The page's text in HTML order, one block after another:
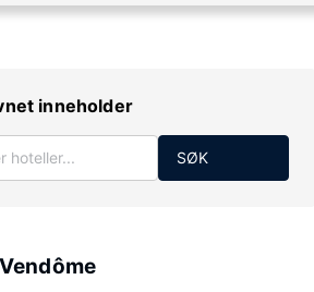
inneholder
SØK